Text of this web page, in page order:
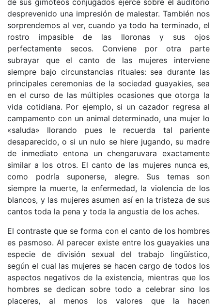
de sus gimoteos conjugados ejerce sobre el auditorio
desprevenido una impresión de malestar. También nos
sorprendemos al ver, cuando ya todo ha terminado, el
rostro impasible de las lloronas y sus ojos
perfectamente secos. Conviene por otra parte
subrayar que el canto de las mujeres interviene
siempre bajo circunstancias rituales: sea durante las
principales ceremonias de la sociedad guayakies, sea
en el curso de las múltiples ocasiones que otorga la
vida cotidiana. Por ejemplo, si un cazador regresa al
campamento con un animal determinado, una mujer lo
«saluda» llorando pues le recuerda tal pariente
desaparecido, o si un nulo se hiere jugando, su madre
de inmediato entona un chengaruvara exactamente
similar a los otros. El canto de las mujeres nunca es,
como podría suponerse, alegre. Sus temas son
siempre la muerte, la enfermedad, la violencia de los
blancos, y las mujeres asumen así en la tristeza de sus
cantos toda la pena y toda la angustia de los aches.
El contraste que se forma con el canto de los hombres
es pasmoso. Al parecer existe entre los guayakies una
especie de división sexual del trabajo lingüístico,
según el cual las mujeres se hacen cargo de todos los
aspectos negativos de la existencia, mientras que los
hombres se dedican sobre todo a celebrar sino los
placeres, al menos los valores que la hacen